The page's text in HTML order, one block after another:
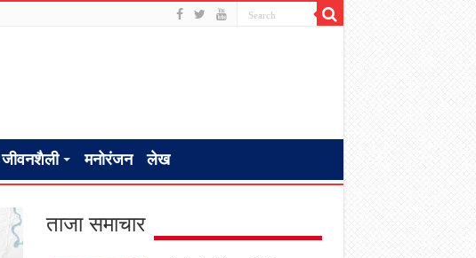
जीवनशैली मनोरंजन लेख
ताजा समाचार